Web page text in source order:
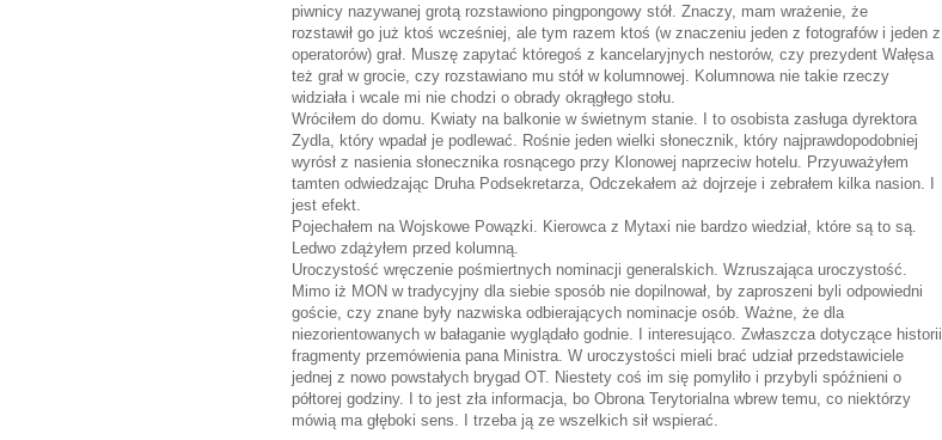
piwnicy nazywanej grotą rozstawiono pingpongowy stół. Znaczy, mam wrażenie, że
rozstawił go już ktoś wcześniej, ale tym razem ktoś (w znaczeniu jeden z fotografów i jeden z
operatorów) grał. Muszę zapytać któregoś z kancelaryjnych nestorów, czy prezydent Wałęsa
też grał w grocie, czy rozstawiano mu stół w kolumnowej. Kolumnowa nie takie rzeczy
widziała i wcale mi nie chodzi o obrady okrągłego stołu.
Wróciłem do domu. Kwiaty na balkonie w świetnym stanie. I to osobista zasługa dyrektora
Zydla, który wpadał je podlewać. Rośnie jeden wielki słonecznik, który najprawdopodobniej
wyrósł z nasienia słonecznika rosnącego przy Klonowej naprzeciw hotelu. Przyuważyłem
tamten odwiedzając Druha Podsekretarza, Odczekałem aż dojrzeje i zebrałem kilka nasion. I
jest efekt.
Pojechałem na Wojskowe Powązki. Kierowca z Mytaxi nie bardzo wiedział, które są to są.
Ledwo zdążyłem przed kolumną.
Uroczystość wręczenie pośmiertnych nominacji generalskich. Wzruszająca uroczystość.
Mimo iż MON w tradycyjny dla siebie sposób nie dopilnował, by zaproszeni byli odpowiedni
goście, czy znane były nazwiska odbierających nominacje osób. Ważne, że dla
niezorientowanych w bałaganie wyglądało godnie. I interesująco. Zwłaszcza dotyczące historii
fragmenty przemówienia pana Ministra. W uroczystości mieli brać udział przedstawiciele
jednej z nowo powstałych brygad OT. Niestety coś im się pomyliło i przybyli spóźnieni o
półtorej godziny. I to jest zła informacja, bo Obrona Terytorialna wbrew temu, co niektórzy
mówią ma głęboki sens. I trzeba ją ze wszelkich sił wspierać.